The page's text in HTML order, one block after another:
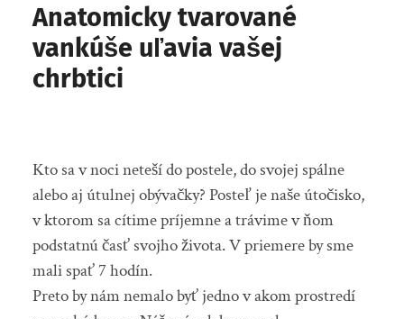
Anatomicky tvarované
vankúše uľavia vašej
chrbtici
Kto sa v noci neteší do postele, do svojej spálne
alebo aj útulnej obývačky? Posteľ je naše útočisko,
v ktorom sa cítime príjemne a trávime v ňom
podstatnú časť svojho života. V priemere by sme
mali spať 7 hodín.
Preto by nám nemalo byť jedno v akom prostredí